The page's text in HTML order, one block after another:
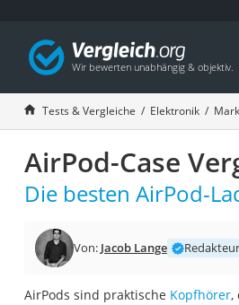
Tests & Vergleiche Elektronik
AirPod-Case
Die besten AirPod-
Von: Jacob Lange Redakteur
AirPods sind praktische Kopfhörer,